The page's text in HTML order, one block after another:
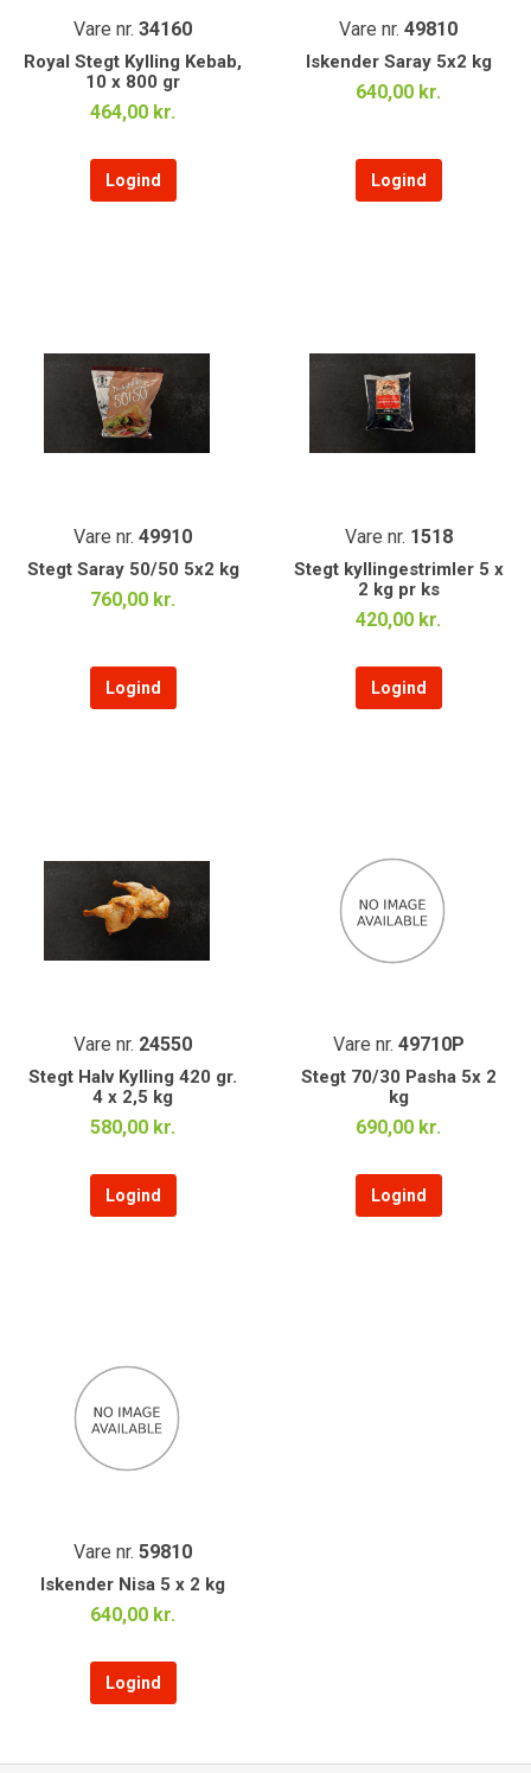
Vare nr. 34160
Royal Stegt Kylling Kebab,
10 x 800 gr
464,00 kr.
Logind
Vare nr. 49810
Iskender Saray 5x2 kg
640,00 kr.
Logind
Vare nr. 49910
Stegt Saray 50/50 5x2 kg
760,00 kr.
Logind
Vare nr. 1518
Stegt kyllingestrimler 5 x
2 kg pr ks
420,00 kr.
Logind
Vare nr. 24550
Stegt Halv Kylling 420 gr.
4 x 2,5 kg
580,00 kr.
Logind
Vare nr. 49710P
Stegt 70/30 Pasha 5x 2
kg
690,00 kr.
Logind
Vare nr. 59810
Iskender Nisa 5 x 2 kg
640,00 kr.
Logind